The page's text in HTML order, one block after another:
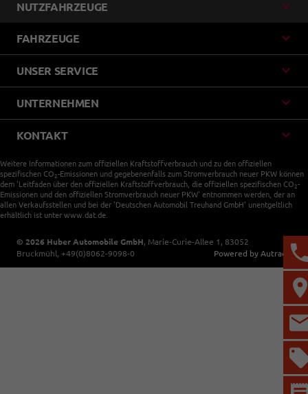
NUTZFAHRZEUGE
FAHRZEUGE
UNSER SERVICE
UNTERNEHMEN
KONTAKT
Weitere Informationen zum offiziellen Kraftstoffverbrauch und zu den offiziellen
spezifischen CO 2-Emissionen und gegebenenfalls zum Stromverbrauch neuer PKW können
dem 'Leitfaden über den offiziellen Kraftstoffverbrauch, die offiziellen spezifischen CO 2-
Emissionen und den offiziellen Stromverbrauch neuer PKW' entnommen werden, der an
allen Verkaufsstellen und bei der 'Deutschen Automobil Treuhand GmbH' unentgeltlich
erhältlich ist unter www.dat.de.
© 2026 Huber Automobile GmbH, Marie-Curie-Allee 1 , 83052
Bruckmühl, +49(0)8062-9098-0 Powered by Autrado